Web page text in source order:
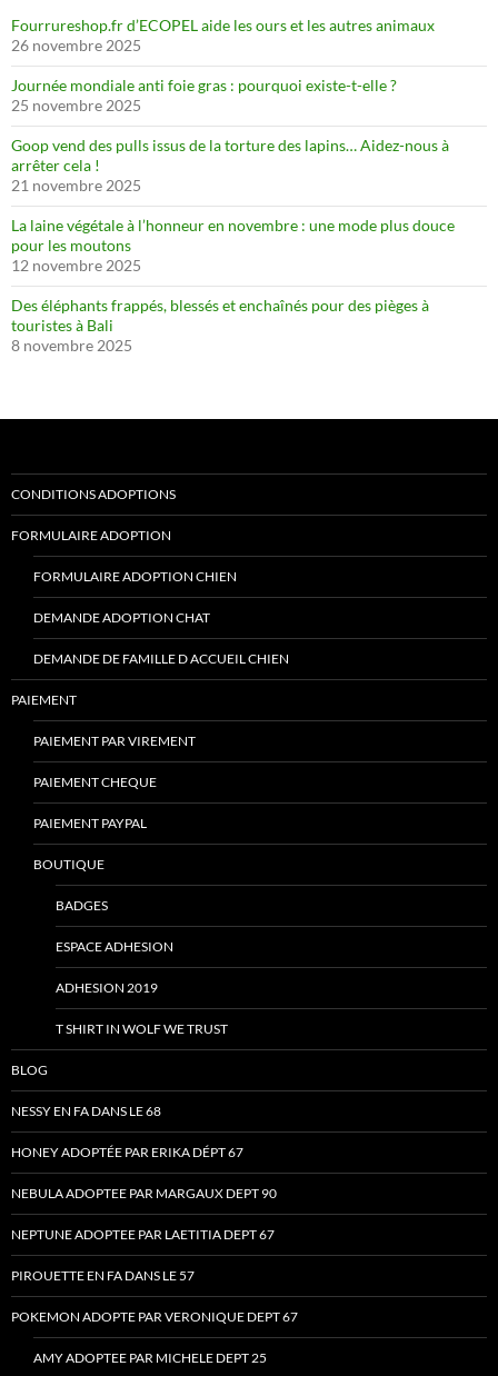
Fourrureshop.fr d’ECOPEL aide les ours et les autres animaux
26 novembre 2025
Journée mondiale anti foie gras : pourquoi existe-t-elle ?
25 novembre 2025
Goop vend des pulls issus de la torture des lapins… Aidez-nous à
arrêter cela !
21 novembre 2025
La laine végétale à l’honneur en novembre : une mode plus douce
pour les moutons
12 novembre 2025
Des éléphants frappés, blessés et enchaînés pour des pièges à
touristes à Bali
8 novembre 2025
CONDITIONS ADOPTIONS
FORMULAIRE ADOPTION
FORMULAIRE ADOPTION CHIEN
DEMANDE ADOPTION CHAT
DEMANDE DE FAMILLE D ACCUEIL CHIEN
PAIEMENT
PAIEMENT PAR VIREMENT
PAIEMENT CHEQUE
PAIEMENT PAYPAL
BOUTIQUE
BADGES
ESPACE ADHESION
ADHESION 2019
T SHIRT IN WOLF WE TRUST
BLOG
NESSY EN FA DANS LE 68
HONEY ADOPTÉE PAR ERIKA DÉPT 67
NEBULA ADOPTEE PAR MARGAUX DEPT 90
NEPTUNE ADOPTEE PAR LAETITIA DEPT 67
PIROUETTE EN FA DANS LE 57
POKEMON ADOPTE PAR VERONIQUE DEPT 67
AMY ADOPTEE PAR MICHELE DEPT 25